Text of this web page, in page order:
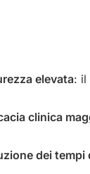
elevata: il
clinica
dei tempi